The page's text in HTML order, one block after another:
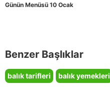
Günün Menüsü 10 Ocak
Benzer Başlıklar
balık tarifleri balık yemekleri